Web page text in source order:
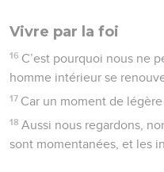
Vivre par la foi
16 C’est pourquoi nous ne
homme intérieur se
17 Car un moment de
18 Aussi nous regardons,
sont momentanées, et les